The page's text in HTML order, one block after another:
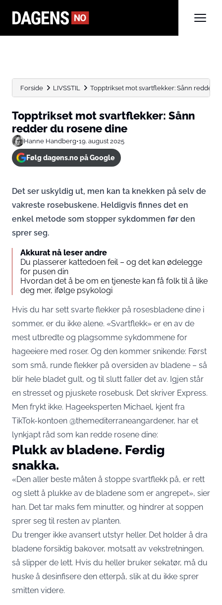
Forside LIVSSTIL Topptrikset mot svartflekker: Sånn redder
Topptrikset mot svartflekker: Sånn
redder du rosene dine
Hanne Handberg•19. august 2025
Følg dagens.no på Google
Det ser uskyldig ut, men kan ta knekken på selv de
vakreste rosebuskene. Heldigvis finnes det en
enkel metode som stopper sykdommen før den
sprer seg.
Akkurat nå leser andre
Du plasserer kattedoen feil – og det kan ødelegge
for pusen din
Hvordan det å be om en tjeneste kan få folk til å like
deg mer, ifølge psykologi
Hvis du har sett svarte flekker på rosesbladene dine i
sommer, er du ikke alene. «Svartflekk» er en av de
mest utbredte og plagsomme sykdommene for
hageeiere med roser. Og den kommer snikende: Først
som små, runde flekker på oversiden av bladene – så
blir hele bladet gult, og til slutt faller det av. Igjen står
en stresset og pjuskete rosebusk. Det skriver Express.
Men frykt ikke. Hageeksperten Michael, kjent fra
TikTok-kontoen @themediterraneangardener, har et
lynkjapt råd som kan redde rosene dine:
Plukk av bladene. Ferdig
snakka.
«Den aller beste måten å stoppe svartflekk på, er rett
og slett å plukke av de bladene som er angrepet», sier
han. Det tar maks fem minutter, og hindrer at soppen
sprer seg til resten av planten.
Du trenger ikke avansert utstyr heller. Det holder å dra
bladene forsiktig bakover, motsatt av vekstretningen,
så slipper de lett. Hvis du heller bruker sekatør, må du
huske å desinfisere den etterpå, slik at du ikke sprer
smitten videre.